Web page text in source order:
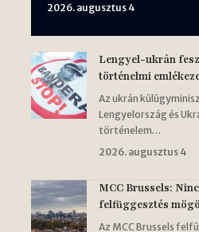
2026. augusztus 4
Lengyel-ukrán
történelmi
Az ukrán
Lengyelország és
történelem…
2026. augusztus 4
MCC Brussels:
felfüggesztés
Az MCC Brussels